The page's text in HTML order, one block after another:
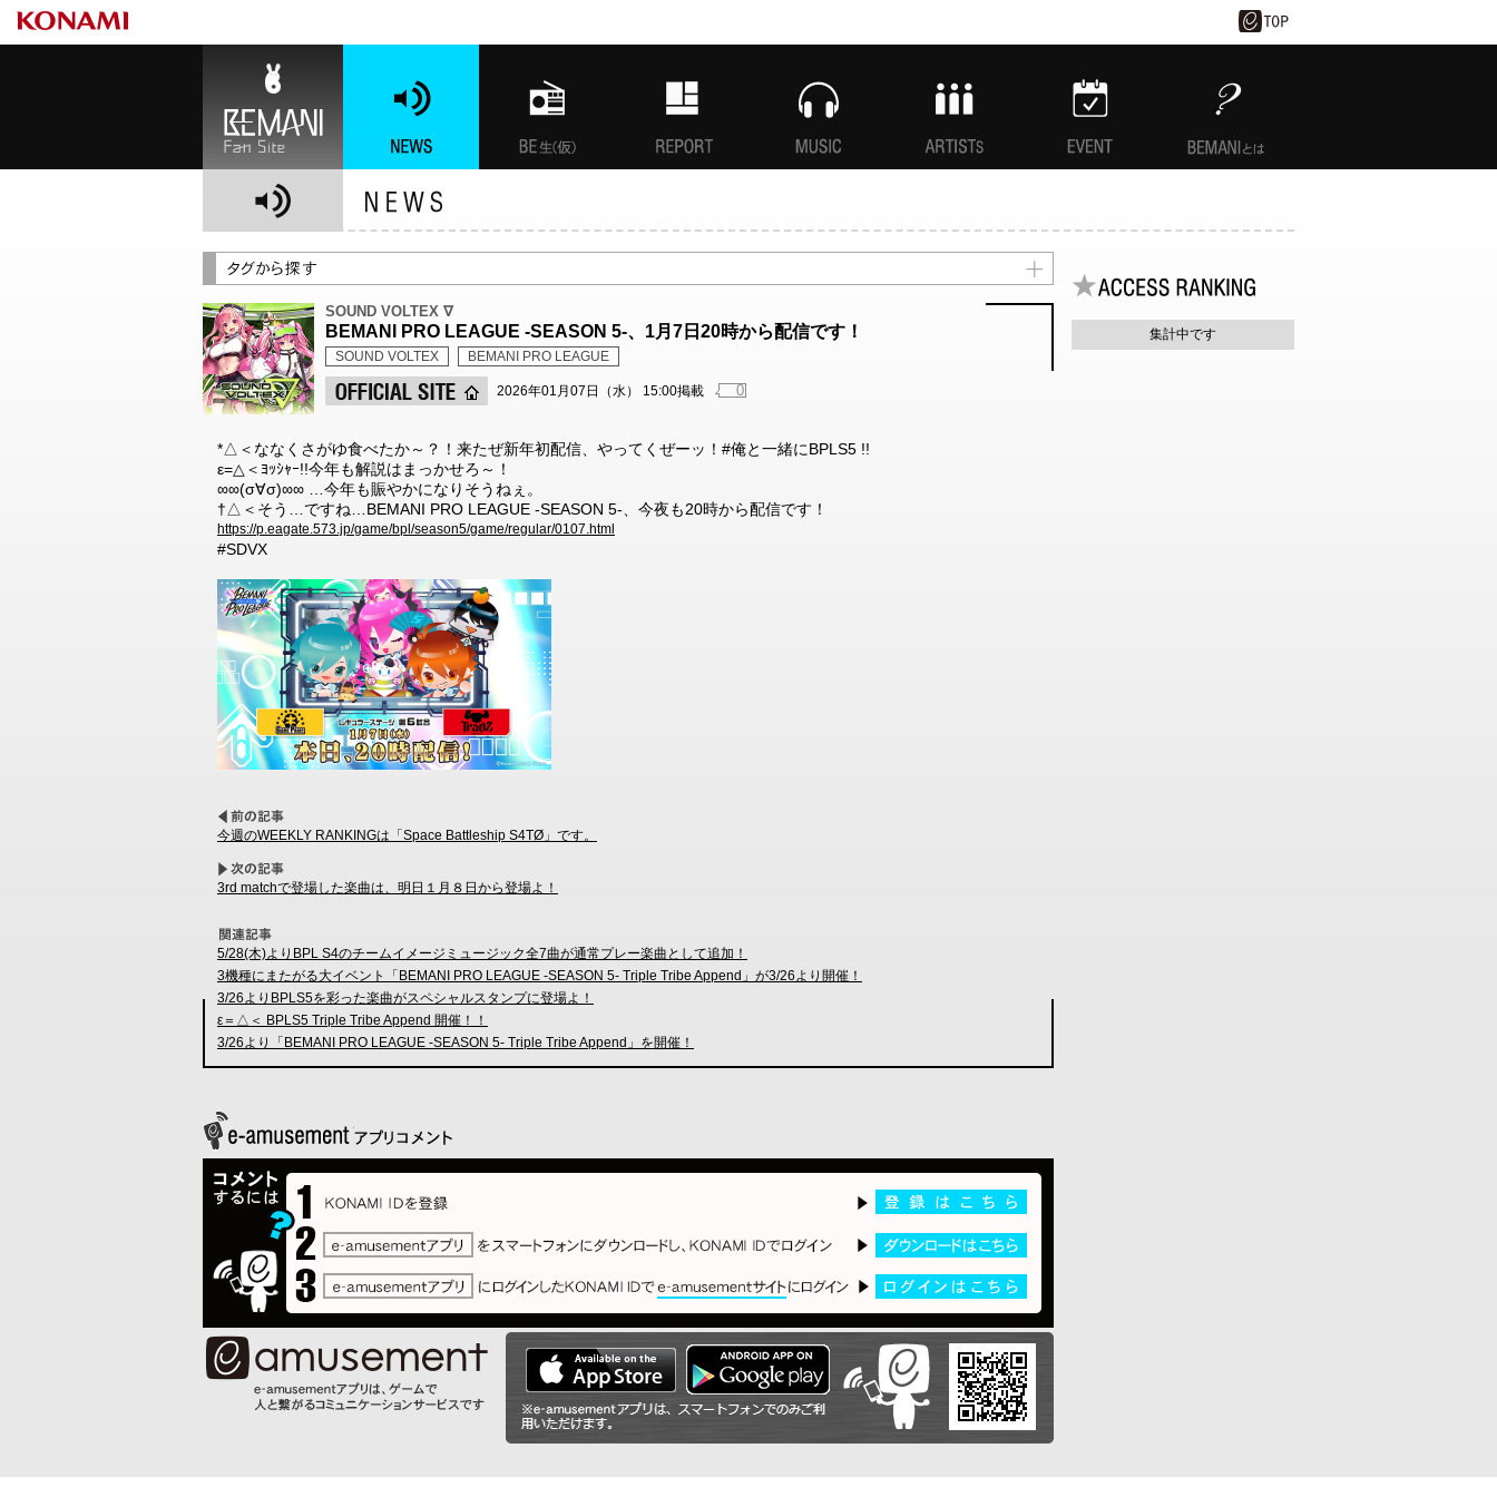
SOUND VOLTEX ∇
BEMANI PRO LEAGUE -SEASON 5-、1月7日20時から配信です！
SOUND VOLTEX BEMANI PRO LEAGUE
2026年01月07日（水） 15:00掲載 0
*△＜ななくさがゆ食べたか～？！来たぜ新年初配信、やってくぜーッ！#俺と一緒にBPLS5 !!
ε=△＜ﾖｯｼｬｰ!!今年も解説はまっかせろ～！
∞∞(σ∀σ)∞∞ …今年も賑やかになりそうねぇ。
†△＜そう…ですね…BEMANI PRO LEAGUE -SEASON 5-、今夜も20時から配信です！
https://p.eagate.573.jp/game/bpl/season5/game/regular/0107.html
#SDVX
今週のWEEKLY RANKINGは「Space Battleship S4TØ」です。
3rd matchで登場した楽曲は、明日１月８日から登場よ！
5/28(木)よりBPL S4のチームイメージミュージック全7曲が通常プレー楽曲として追加！
3機種にまたがる大イベント「BEMANI PRO LEAGUE -SEASON 5- Triple Tribe Append」が3/26より開催！
3/26よりBPLS5を彩った楽曲がスペシャルスタンプに登場よ！
ε＝△＜ BPLS5 Triple Tribe Append 開催！！
3/26より「BEMANI PRO LEAGUE -SEASON 5- Triple Tribe Append」を開催！
集計中です